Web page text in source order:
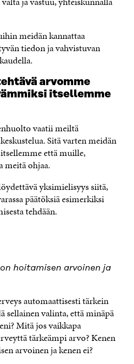
meidän kannattaa
tiedon ja vahvistuvan
arvomme
itsellemme
vaatii meiltä
Sitä varten meidän
että muille,
ohjaa.
yksimielisyys siitä,
päätöksiä esimerkiksi
tehdään.
hoitamisen arvoinen ja
automaattisesti tärkein
sellainen valinta, että minäpä
Mitä jos vaikkapa
tärkeämpi arvo? Kenen
arvoinen ja kenen ei?